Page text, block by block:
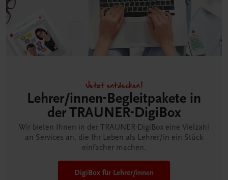
Jetzt entdecken!
Lehrer/innen-Begleitpakete in
der TRAUNER-DigiBox
Wir bieten Ihnen in der TRAUNER-DigiBox eine Vielzahl
an Services an, die Ihr Leben als Lehrer/in ein Stück
einfacher machen.
DigiBox für Lehrer/innen